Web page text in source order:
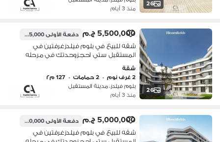
26
منذ 3 أيام
26
5,500,000 ج.م دفعة الأولى275,000 ج.م
شقه للبيع في بلوم فيلدزغرفتين في
المستقبل ستي احجزوحدتك في مرحله
fields *
شقة
2 غرف نوم
• 2 حمامات • 127 م٢
بلوم فيلدز، مدينة المستقبل
منذ 3 أيام
5,000,000 ج.م دفعة الأولى250,000 ج.م
شقه للبيع في بلوم فيلدزغرفتين في